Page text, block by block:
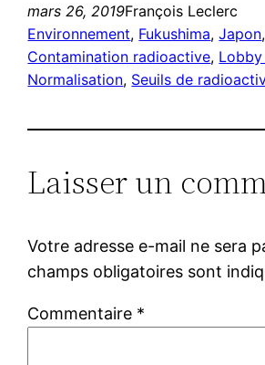
mars 26, 2019François Leclerc
Environnement, Fukushima, Japon,
Contamination radioactive,
Normalisation, Seuils de
Laisser un
Votre adresse e-mail ne sera
champs obligatoires sont
Commentaire *